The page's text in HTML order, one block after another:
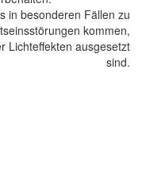
in besonderen Fällen zu
kommen,
Lichteffekten ausgesetzt
sind.